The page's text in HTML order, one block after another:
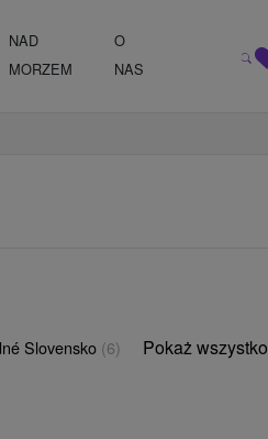
NAD
MORZEM
O
NAS
Slovensko (6) Pokaż wszystko